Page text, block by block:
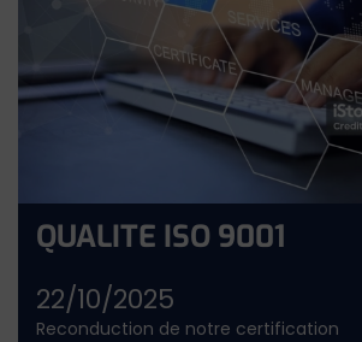
QUALITE ISO 9001
22/10/2025
Reconduction de notre certification